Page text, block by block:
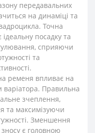
передавальних
на динаміці та
Точна
посадку та
сприяючи
та
ременя впливає на
варіатора. Правильна
зчеплення,
та максимізуючи
Зменшення
є головною